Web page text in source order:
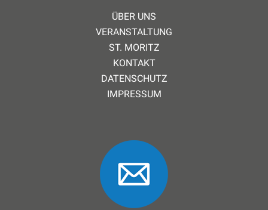
ÜBER UNS
VERANSTALTUNG
ST. MORITZ
KONTAKT
DATENSCHUTZ
IMPRESSUM